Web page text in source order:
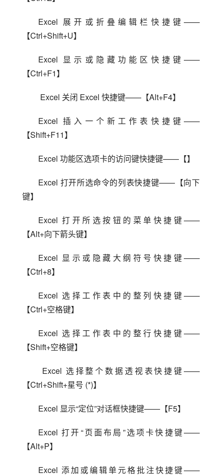
Excel 展开或折叠编辑栏快捷键——
【Ctrl+Shift+U】
Excel 显示或隐藏功能区快捷键——
【Ctrl+F1】
Excel 关闭 Excel 快捷键——【Alt+F4】
Excel 插入一个新工作表快捷键——
【Shift+F11】
Excel 功能区选项卡的访问键快捷键——【】
Excel 打开所选命令的列表快捷键——【向下
键】
Excel 打开所选按钮的菜单快捷键——
【Alt+向下箭头键】
Excel 显示或隐藏大纲符号快捷键——
【Ctrl+8】
Excel 选择工作表中的整列快捷键——
【Ctrl+空格键】
Excel 选择工作表中的整行快捷键——
【Shift+空格键】
【Ctrl+Shift+星号 (*)】
Excel 显示“定位”对话框快捷键——【F5】
Excel 打开“页面布局”选项卡快捷键——
【Alt+P】
Excel 添加或编辑单元格批注快捷键——